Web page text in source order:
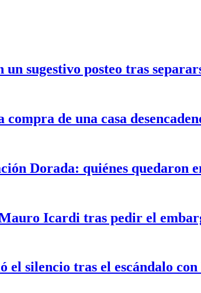
sugestivo posteo tras
de una casa
Dorada: quiénes quedaron
Icardi tras pedir el
el silencio tras el escándalo